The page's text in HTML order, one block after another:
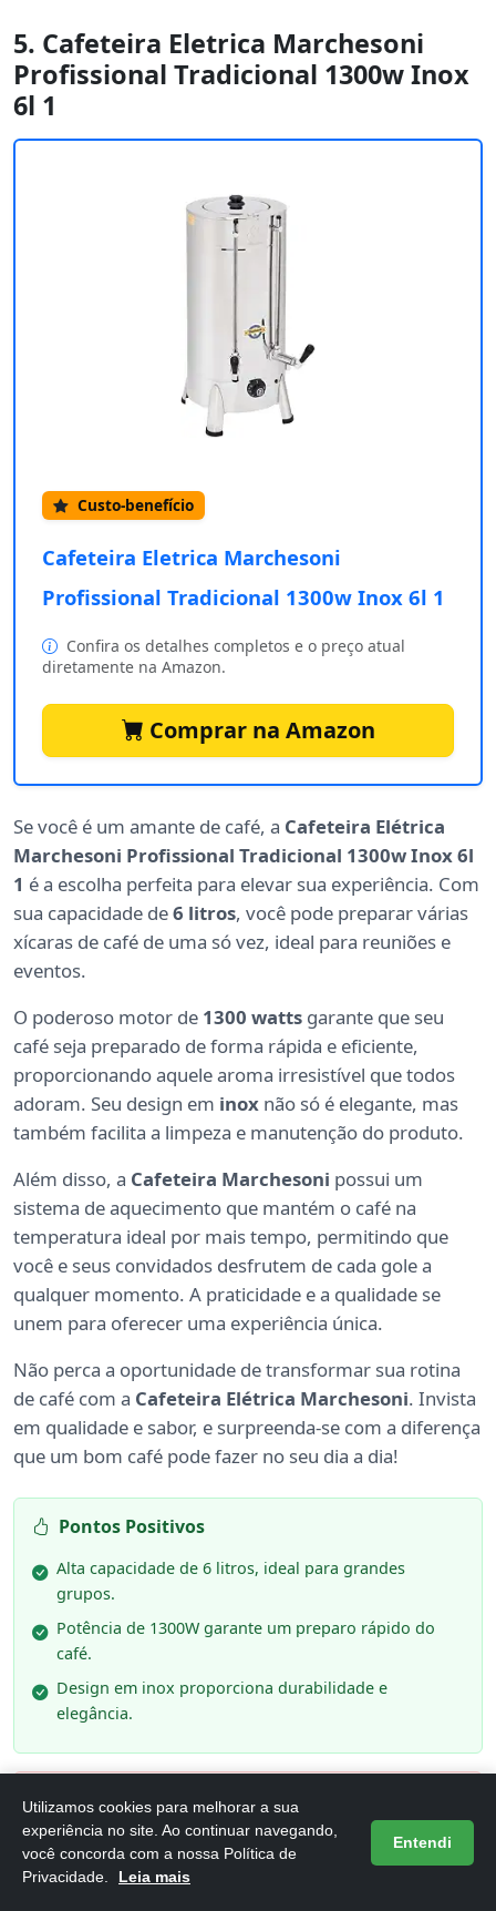
5. Cafeteira Eletrica Marchesoni
Profissional Tradicional 1300w Inox
6l 1
Custo-benefício
Cafeteira Eletrica Marchesoni
Profissional Tradicional 1300w Inox 6l 1
Confira os detalhes completos e o preço atual
diretamente na Amazon.
Comprar na Amazon
Se você é um amante de café, a Cafeteira Elétrica
Marchesoni Profissional Tradicional 1300w Inox 6l
1 é a escolha perfeita para elevar sua experiência. Com
sua capacidade de6 litros, você pode preparar várias
xícaras de café de uma só vez, ideal para reuniões e
eventos.
O poderoso motor de 1300 watts garante que seu
café seja preparado de forma rápida e eficiente,
proporcionando aquele aroma irresistível que todos
adoram. Seu design em inox não só é elegante, mas
também facilita a limpeza e manutenção do produto.
Além disso, a Cafeteira Marchesoni possui um
sistema de aquecimento que mantém o café na
temperatura ideal por mais tempo, permitindo que
você e seus convidados desfrutem de cada gole a
qualquer momento. A praticidade e a qualidade se
unem para oferecer uma experiência única.
Não perca a oportunidade de transformar sua rotina
de café com a Cafeteira Elétrica Marchesoni. Invista
em qualidade e sabor, e surpreenda-se com a diferença
que um bom café pode fazer no seu dia a dia!
Pontos Positivos
Alta capacidade de 6 litros, ideal para grandes
grupos.
Potência de 1300W garante um preparo rápido do
café.
Design em inox proporciona durabilidade e
elegância.
Pontos Negativos
Pode ser um pouco pesada para transporte.
Consumo de energia relativamente alto.
Utilizamos cookies para melhorar a sua
experiência no site. Ao continuar navegando,
você concorda com a nossa Política de
Privacidade.
Leia mais
Entendi